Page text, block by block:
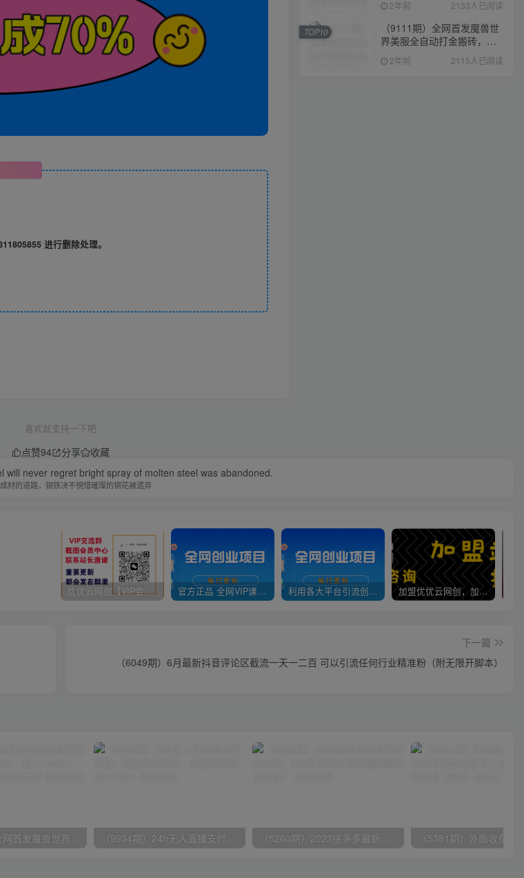
进行删除处理。
喜欢就支持一下吧
点赞94 分享
收藏
will never regret bright spray of molten steel was abandoned.
材的道路，钢铁决不惋惜璀璨的钢花被遗弃
优优云网创【VIP会员专属交流群】 官方正品 全网VIP课程 无损下载~ 利用各大平台引流创业粉，做知识付费系统，卖会员，卖课程，实现日入几百几千 加盟优优云网创，加盟搭建同款知识付费资源网站，实现长期稳定被动收入~
下一篇
（6049期）6月最新抖音评论区截流一天一二百 可以引流任何行业精准粉（附无限开脚本）
2年前 2133人已阅读
（9111期）全网首发魔兽世
界美服全自动打金搬砖，日
入1000+，简单好操作，保
姆级教学
2年前 2115人已阅读
TOP10